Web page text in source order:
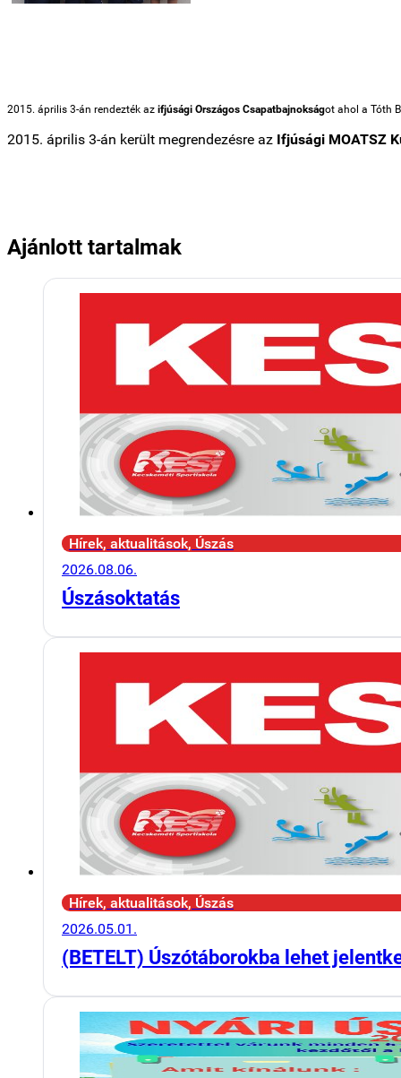
2015. április 3-án rendezték az ifjúsági Országos Csapatbajnokságot ahol a Tóth
2015. április 3-án került megrendezésre az Ifjúsági MOATSZ
Ajánlott tartalmak
Hírek, aktualitások, Úszás
2026.08.06.
Úszásoktatás
Hírek, aktualitások, Úszás
2026.05.01.
(BETELT) Úszótáborokba lehet